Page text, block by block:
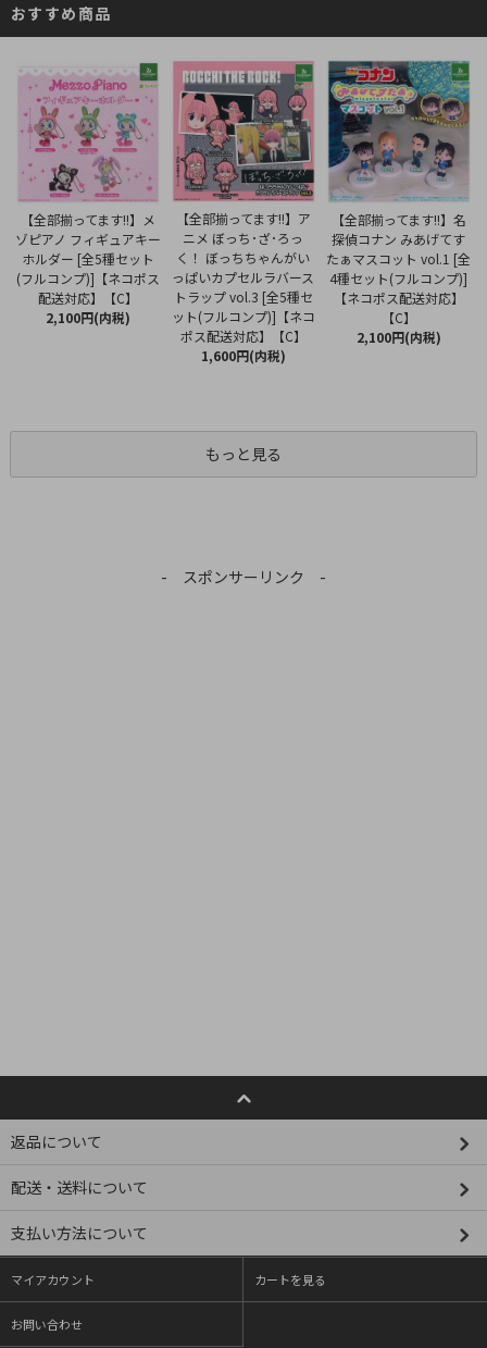
おすすめ商品
【全部揃ってます!!】メ
ゾピアノ フィギュアキー
ホルダー [全5種セット
(フルコンプ)]【ネコポス
配送対応】【C】
2,100円(内税)
【全部揃ってます!!】ア
ニメ ぼっち･ざ･ろっ
く！ ぼっちちゃんがい
っぱいカプセルラバース
トラップ vol.3 [全5種セ
ット(フルコンプ)]【ネコ
ポス配送対応】【C】
1,600円(内税)
【全部揃ってます!!】名
探偵コナン みあげてす
たぁマスコット vol.1 [全
4種セット(フルコンプ)]
【ネコポス配送対応】
【C】
2,100円(内税)
もっと見る
- スポンサーリンク -
返品について
配送・送料について
支払い方法について
マイアカウント カートを見る
お問い合わせ